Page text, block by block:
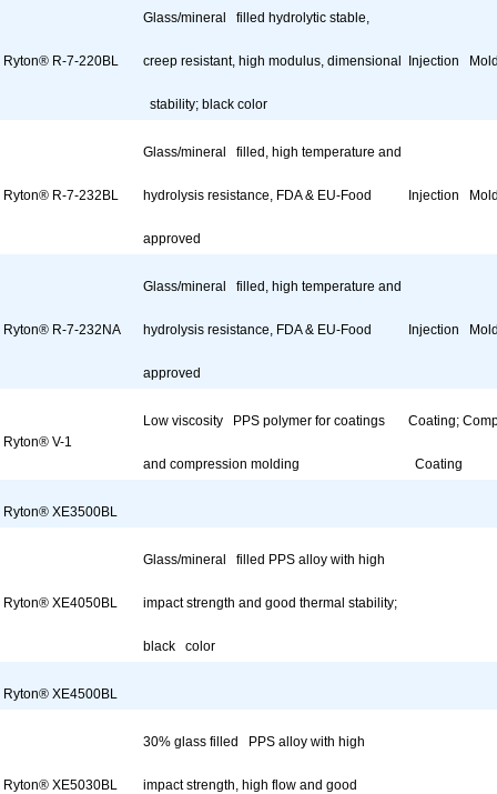
Ryton® R-7-220BL
Glass/mineral filled hydrolytic stable,
creep resistant, high modulus, dimensional
stability; black color
Injection
Ryton® R-7-232BL
Glass/mineral filled, high temperature and
hydrolysis resistance, FDA & EU-Food
approved
Injection
Ryton® R-7-232NA
Glass/mineral filled, high temperature and
hydrolysis resistance, FDA & EU-Food
approved
Injection
Ryton® V-1
Low viscosity PPS polymer for coatings
and compression molding
Coating;
Coating
Ryton® XE3500BL
Ryton® XE4050BL
Glass/mineral filled PPS alloy with high
impact strength and good thermal stability;
black color
Ryton® XE4500BL
Ryton® XE5030BL
30% glass filled PPS alloy with high
impact strength, high flow and good